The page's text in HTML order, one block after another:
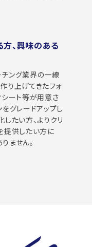
、興味のある
ング業界の一線
り上げてきたフォ
シート等が用意さ
グレードアップし
たい方、よりクリ
提供したい方に
ません。